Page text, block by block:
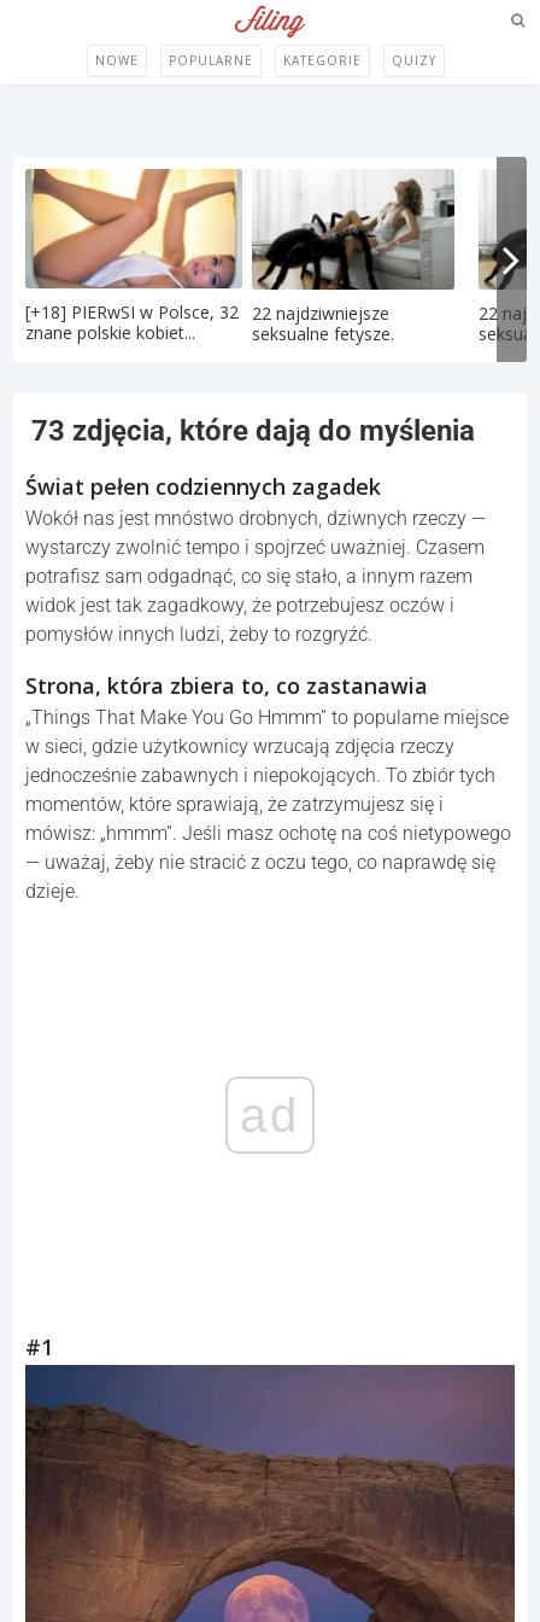
NOWE POPULARNE KATEGORIE QUIZY
[+18] PIERwSI w Polsce, 32
znane polskie kobiet...
22 najdziwniejsze
seksualne fetysze.
22
73 zdjęcia, które dają do myślenia
Świat pełen codziennych zagadek
Wokół nas jest mnóstwo drobnych, dziwnych rzeczy —
wystarczy zwolnić tempo i spojrzeć uważniej. Czasem
potrafisz sam odgadnąć, co się stało, a innym razem
widok jest tak zagadkowy, że potrzebujesz oczów i
pomysłów innych ludzi, żeby to rozgryźć.
Strona, która zbiera to, co zastanawia
„Things That Make You Go Hmmm” to popularne miejsce
w sieci, gdzie użytkownicy wrzucają zdjęcia rzeczy
jednocześnie zabawnych i niepokojących. To zbiór tych
momentów, które sprawiają, że zatrzymujesz się i
mówisz: „hmmm”. Jeśli masz ochotę na coś nietypowego
— uważaj, żeby nie stracić z oczu tego, co naprawdę się
dzieje.
ad
#1